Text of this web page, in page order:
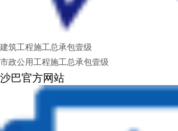
建筑工程施工总承包壹级
市政公用工程施工总承包壹级
沙巴官方网站